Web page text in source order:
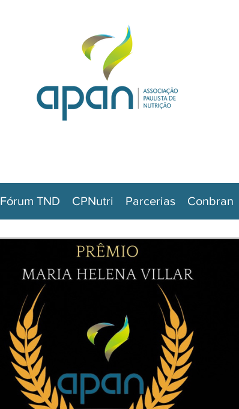
Fórum TND CPNutri Parcerias Conbran